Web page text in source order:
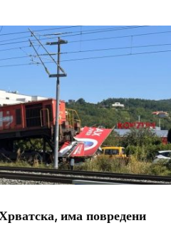
има повредени